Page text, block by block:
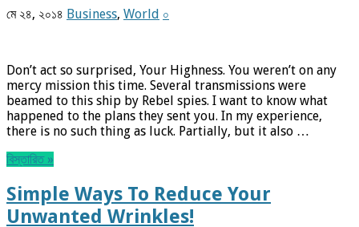
মে ২৪, ২০১৪ Business, World ০
Don’t act so surprised, Your Highness. You weren’t on any
mercy mission this time. Several transmissions were
beamed to this ship by Rebel spies. I want to know what
happened to the plans they sent you. In my experience,
there is no such thing as luck. Partially, but it also …
বিস্তারিত »
Simple Ways To Reduce Your
Unwanted Wrinkles!